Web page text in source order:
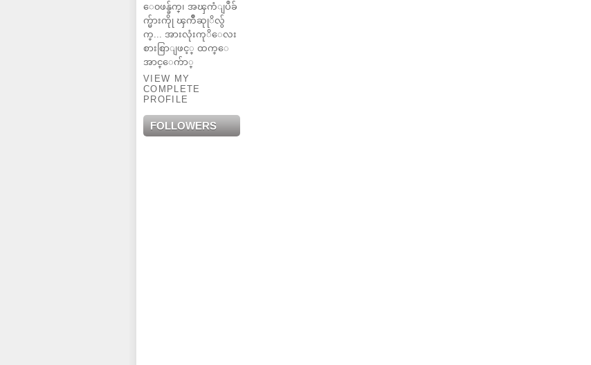
ေ၀ဖန္ခ်က္၊ အၾကံျပဳခ်
က္မ်ားကိုု ၾကိဳဆုုိလ်ွ
က္... အားလုံးကုိေလး
စားစြာျဖင့္ ထက္ေ
အာင္ေက်ာ္
VIEW MY
COMPLETE
PROFILE
FOLLOWERS